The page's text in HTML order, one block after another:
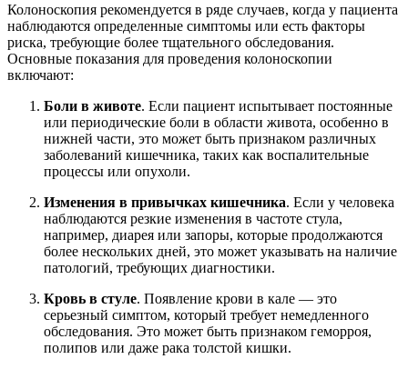
Колоноскопия рекомендуется в ряде случаев, когда у пациента
наблюдаются определенные симптомы или есть факторы
риска, требующие более тщательного обследования.
Основные показания для проведения колоноскопии
включают:
Боли в животе. Если пациент испытывает постоянные
или периодические боли в области живота, особенно в
нижней части, это может быть признаком различных
заболеваний кишечника, таких как воспалительные
процессы или опухоли.
Изменения в привычках кишечника. Если у человека
наблюдаются резкие изменения в частоте стула,
например, диарея или запоры, которые продолжаются
более нескольких дней, это может указывать на наличие
патологий, требующих диагностики.
Кровь в стуле. Появление крови в кале — это
серьезный симптом, который требует немедленного
обследования. Это может быть признаком геморроя,
полипов или даже рака толстой кишки.